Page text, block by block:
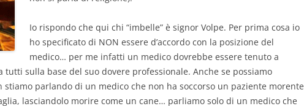
Io rispondo che qui chi “imbelle” è signor Volpe. Per prima cosa io
ho specificato di NON essere d’accordo con la posizione del
medico… per me infatti un medico dovrebbe essere tenuto a
tutti sulla base del suo dovere professionale. Anche se possiamo
stiamo parlando di un medico che non ha soccorso un paziente morente
lasciandolo morire come un cane… parliamo solo di un medico che